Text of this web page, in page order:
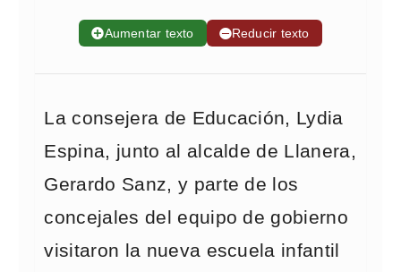
➕Aumentar texto ➖Reducir texto
La consejera de Educación, Lydia
Espina, junto al alcalde de Llanera,
Gerardo Sanz, y parte de los
concejales del equipo de gobierno
visitaron la nueva escuela infantil